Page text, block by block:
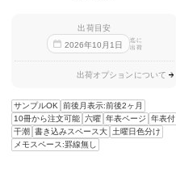
出荷目安
2026年10 月1 日
迄に
出荷
出荷オプションについて
サンプルOK 前後月表示:前後2ヶ月
10冊から注文可能 六曜 年表ページ
年表付
干潮 書き込みスペース大 土曜日色分け
メモスペース:罫線無し